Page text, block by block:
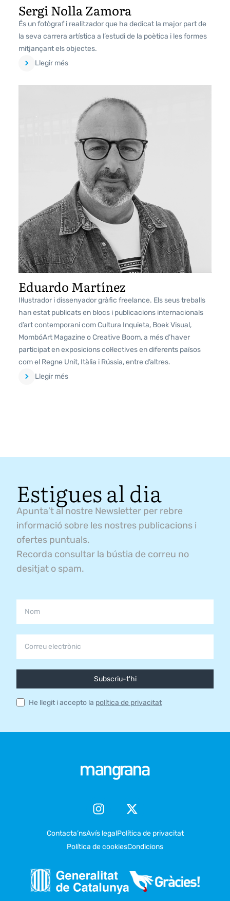
Sergi Nolla Zamora
És un fotògraf i realitzador que ha dedicat la major part de
la seva carrera artística a l’estudi de la poètica i les formes
mitjançant els objectes.
Llegir més
Eduardo Martínez
Il·lustrador i dissenyador gràfic freelance. Els seus treballs
han estat publicats en blocs i publicacions internacionals
d’art contemporani com Cultura Inquieta, Boek Visual,
MombóArt Magazine o Creative Boom, a més d’haver
participat en exposicions col·lectives en diferents països
com el Regne Unit, Itàlia i Rússia, entre d’altres.
Llegir més
Estigues al dia
Apunta’t al nostre Newsletter per rebre
informació sobre les nostres publicacions i
ofertes puntuals.
Recorda consultar la bústia de correu no
desitjat o spam.
Subscriu-t'hi
He llegit i accepto la política de privacitat
Contacta’nsAvís legalPolítica de privacitat
Política de cookiesCondicions